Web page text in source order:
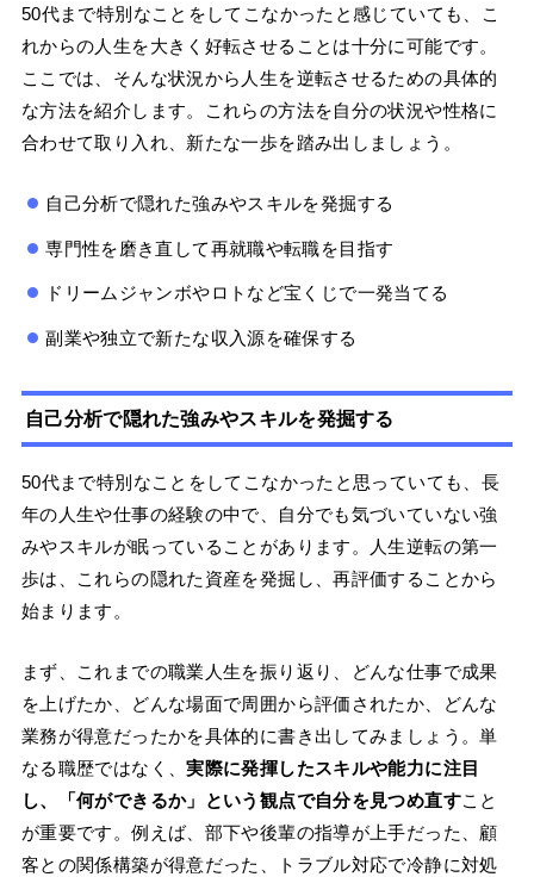
50代まで特別なことをしてこなかったと感じていても、こ
れからの人生を大きく好転させることは十分に可能です。
ここでは、そんな状況から人生を逆転させるための具体的
な方法を紹介します。これらの方法を自分の状況や性格に
合わせて取り入れ、新たな一歩を踏み出しましょう。
自己分析で隠れた強みやスキルを発掘する
専門性を磨き直して再就職や転職を目指す
ドリームジャンボやロトなど宝くじで一発当てる
副業や独立で新たな収入源を確保する
自己分析で隠れた強みやスキルを発掘する
50代まで特別なことをしてこなかったと思っていても、長
年の人生や仕事の経験の中で、自分でも気づいていない強
みやスキルが眠っていることがあります。人生逆転の第一
歩は、これらの隠れた資産を発掘し、再評価することから
始まります。
まず、これまでの職業人生を振り返り、どんな仕事で成果
を上げたか、どんな場面で周囲から評価されたか、どんな
業務が得意だったかを具体的に書き出してみましょう。単
なる職歴ではなく、実際に発揮したスキルや能力に注目
し、「何ができるか」という観点で自分を見つめ直すこと
が重要です。例えば、部下や後輩の指導が上手だった、顧
客との関係構築が得意だった、トラブル対応で冷静に対処